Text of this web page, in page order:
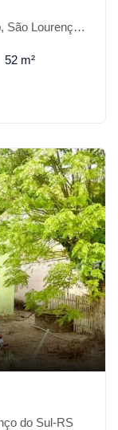
do Sul-RS
52 m²
do Sul-RS